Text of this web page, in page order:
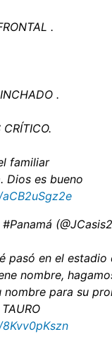
.
.
familiar
Dios es bueno
pasó en el estadio
nombre,
nombre para su